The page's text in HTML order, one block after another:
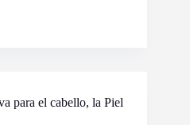
para el cabello, la Piel